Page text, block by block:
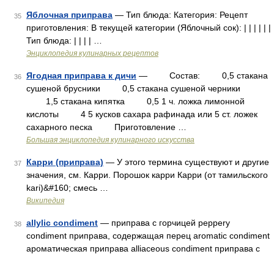
35 Яблочная приправа — Тип блюда: Категория: Рецепт
приготовления: В текущей категории (Яблочный сок): | | | | | |
Тип блюда: | | | | …
Энциклопедия кулинарных рецептов
36 Ягодная приправа к дичи — Состав: 0,5 стакана
сушеной брусники 0,5 стакана сушеной черники
1,5 стакана кипятка 0,5 1 ч. ложка лимонной
кислоты 4 5 кусков сахара рафинада или 5 ст. ложек
сахарного песка Приготовление …
Большая энциклопедия кулинарного искусства
37 Карри (приправа) — У этого термина существуют и другие
значения, см. Карри. Порошок карри Карри (от тамильского
kari)&#160; смесь …
Википедия
38 allylic condiment — приправа с горчицей peppery
condiment приправа, содержащая перец aromatic condiment
ароматическая приправа alliaceous condiment приправа с